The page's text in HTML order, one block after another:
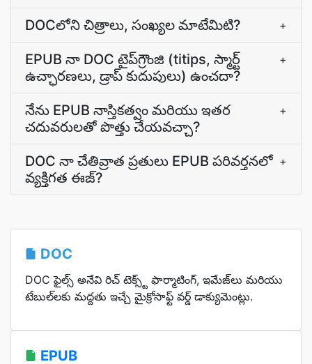
DOCలోని చిత్రాలు, సంఖ్యల మాటేమిటి? +
EPUB నా DOC టైప్‌గ్రౌంజి (titips, స్మార్ట్
ఉచ్ఛారణలు, డ్రాప్ కుదుపులు) ఉంచదా?
+
నేను EPUB నాస్తికత్వం మరియు ఇతర
చదువరులతో పొత్తు చేయవచ్చా?
+
DOC నా చేతివ్రాత ప్రతులు EPUB పరివర్తనలో
వ్యక్తిగత ఈజ్?
+
DOC
DOC ఫైల్స్ అనేవి రిచ్ టెక్స్ట్ ఫార్మాటింగ్, ఇమేజ్‌లు మరియు
టేబుల్‌లకు మద్దతు ఇచ్చే మైక్రోసాఫ్ట్ వర్డ్ డాక్యుమెంట్లు.
EPUB